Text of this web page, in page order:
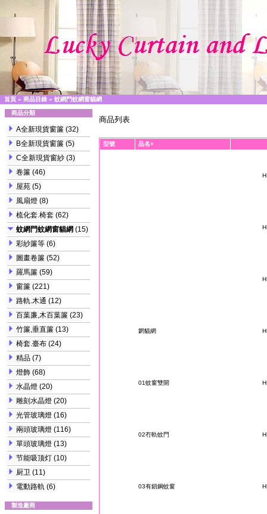
首頁 » 商品目錄 » 蚊網門蚊網窗貓網
商品分類
A全新現貨窗簾 (32)
B全新現貨窗簾 (5)
C全新現貨窗紗 (3)
卷簾 (46)
屋苑 (5)
風扇燈 (8)
梳化套.椅套 (62)
蚊網門蚊網窗貓網 (15)
彩紗簾等 (6)
圖畫卷簾 (52)
羅馬簾 (59)
窗簾 (221)
路軌.木通 (12)
百葉廉,木百葉簾 (23)
竹簾,垂直簾 (13)
椅套.臺布 (24)
精品 (7)
燈飾 (68)
水晶燈 (20)
雕刻水晶燈 (20)
光管玻璃燈 (16)
兩頭玻璃燈 (116)
單頭玻璃燈 (13)
节能吸顶灯 (10)
厨卫 (11)
電動路軌 (6)
製造廠商
商品列表
型號 品名+
龬貓網
01蚊窗雙開
02冇軌蚊門
03有鎖鋼蚊窗